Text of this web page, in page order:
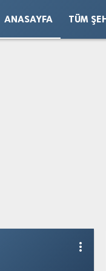
ANASAYFA TÜM
more_vert